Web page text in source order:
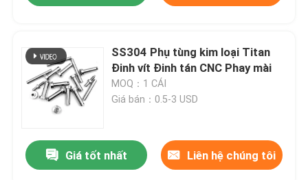
SS304 Phụ tùng kim loại Titan
Đinh vít Đinh tán CNC Phay mài
MOQ：1 CÁI
Giá bán：0.5-3 USD
Giá tốt nhất Liên hệ chúng tôi